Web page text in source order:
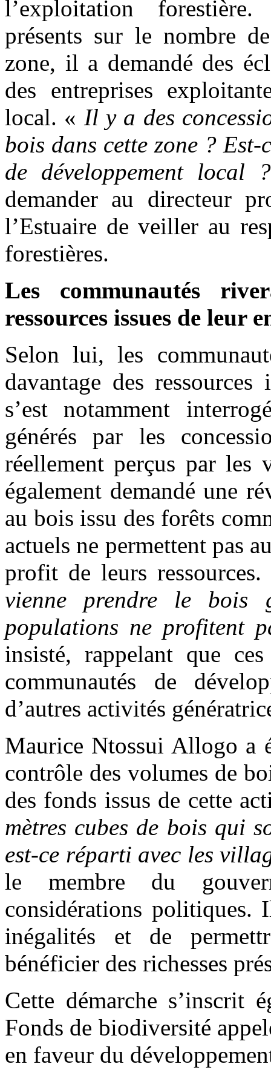
l’exploitation
présents sur le nombre
zone, il a demandé des
des entreprises
local. « Il y a des
bois dans cette zone ?
de développement local
demander au directeur
l’Estuaire de veiller au
forestières.
Les communautés
ressources issues de leur
Selon lui, les
davantage des
s’est notamment
générés par les
réellement perçus par les
également demandé une
au bois issu des forêts
actuels ne permettent pas
profit de leurs ressources.
vienne prendre le bois
populations ne profitent
insisté, rappelant que
communautés de
d’autres activités
Maurice Ntossui Allogo a
contrôle des volumes de
des fonds issus de cette
mètres cubes de bois qui
est-ce réparti avec les
le membre du
considérations politiques.
inégalités et de
bénéficier des richesses
Cette démarche s’inscrit
Fonds de biodiversité
en faveur du